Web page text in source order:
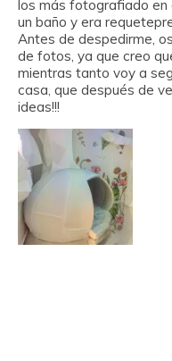
los más fotografiado
un baño y era
Antes de despedirme,
de fotos, ya que creo
mientras tanto voy a
casa, que después de
ideas!!!